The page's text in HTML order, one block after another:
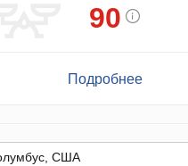
90
Подробнее